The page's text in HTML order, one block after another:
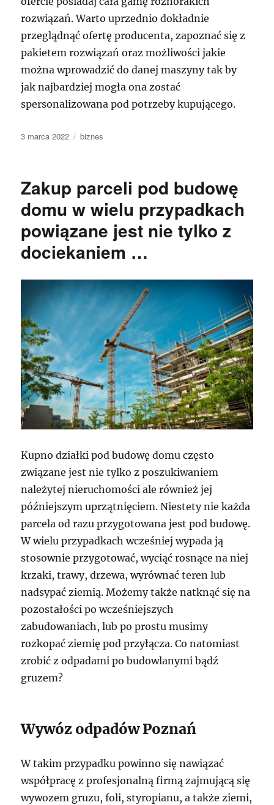
rozwiązań. Warto uprzednio dokładnie
przeglądnąć ofertę producenta, zapoznać się z
pakietem rozwiązań oraz możliwości jakie
można wprowadzić do danej maszyny tak by
jak najbardziej mogła ona zostać
spersonalizowana pod potrzeby kupującego.
Data
3 marca 2022 Kategorie
biznes
Zakup parceli pod budowę
domu w wielu przypadkach
powiązane jest nie tylko z
dociekaniem …
Kupno działki pod budowę domu często
związane jest nie tylko z poszukiwaniem
należytej nieruchomości ale również jej
późniejszym uprzątnięciem. Niestety nie każda
parcela od razu przygotowana jest pod budowę.
W wielu przypadkach wcześniej wypada ją
stosownie przygotować, wyciąć rosnące na niej
krzaki, trawy, drzewa, wyrównać teren lub
nadsypać ziemią. Możemy także natknąć się na
pozostałości po wcześniejszych
zabudowaniach, lub po prostu musimy
rozkopać ziemię pod przyłącza. Co natomiast
zrobić z odpadami po budowlanymi bądź
gruzem?
Wywóz odpadów Poznań
W takim przypadku powinno się nawiązać
współpracę z profesjonalną firmą zajmującą się
wywozem gruzu, foli, styropianu, a także ziemi,